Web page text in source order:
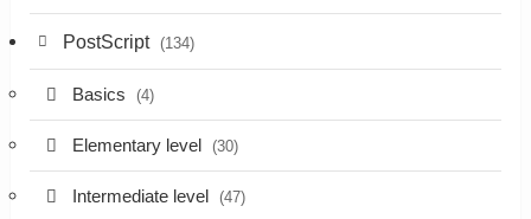
PostScript (134)
Basics (4)
Elementary level (30)
Intermediate level (47)